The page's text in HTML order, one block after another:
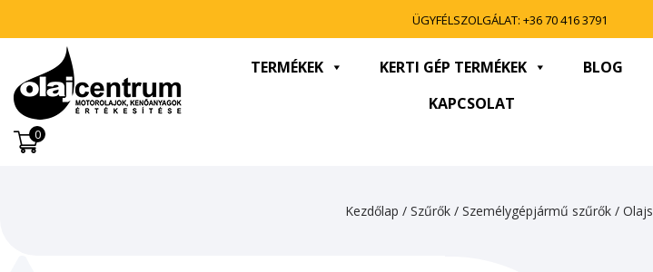
ÜGYFÉLSZOLGÁLAT: +36 70 416 3791
TERMÉKEK KERTI GÉP TERMÉKEK BLOG
KAPCSOLAT
0
Kezdőlap / Szűrők / Személygépjármű szűrők /